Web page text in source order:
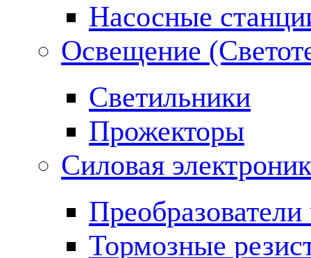
Насосные
Освещение
Светильники
Прожекторы
Силовая
Преобразователи
Тормозные